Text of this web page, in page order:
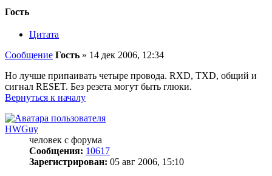
Гость
Цитата
Сообщение Гость » 14 дек 2006, 12:34
Но лучше припаивать четыре провода. RXD, TXD, общий и
сигнал RESET. Без резета могут быть глюки.
Вернуться к началу
HWGuy
человек с форума
Сообщения: 10617
Зарегистрирован: 05 авг 2006, 15:10